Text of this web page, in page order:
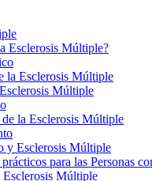
Esclerosis Múltiple?
la Esclerosis Múltiple
Múltiple
de la Esclerosis Múltiple
y Esclerosis Múltiple
para las Personas
Múltiple